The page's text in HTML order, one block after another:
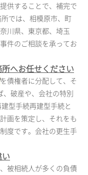
供することで、補完で
では、相模原市、町
川県、東京都、埼玉
件のご相談を承ってお
へお任せください
を債権者に分配して、そ
、破産や、会社の特別
型手続再建型手続と
画を策定し、それをも
度です。会社の更生手
被相続人が多くの負債